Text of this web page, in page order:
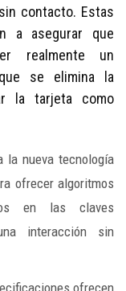
contacto. Estas
a asegurar que
realmente un
se elimina la
la tarjeta como
la nueva tecnología
ofrecer algoritmos
en las claves
interacción sin